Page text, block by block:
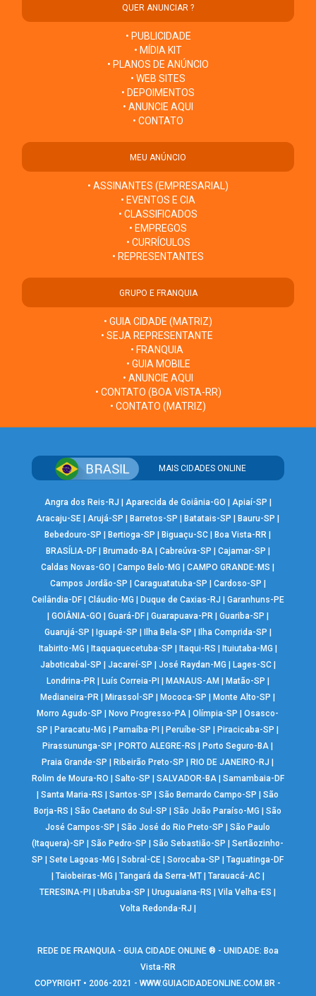
QUER ANUNCIAR ?
• PUBLICIDADE
• MÍDIA KIT
• PLANOS DE ANÚNCIO
• WEB SITES
• DEPOIMENTOS
• ANUNCIE AQUI
• CONTATO
MEU ANÚNCIO
• ASSINANTES (EMPRESARIAL)
• EVENTOS E CIA
• CLASSIFICADOS
• EMPREGOS
• CURRÍCULOS
• REPRESENTANTES
GRUPO E FRANQUIA
• GUIA CIDADE (MATRIZ)
• SEJA REPRESENTANTE
• FRANQUIA
• GUIA MOBILE
• ANUNCIE AQUI
• CONTATO (BOA VISTA-RR)
• CONTATO (MATRIZ)
MAIS CIDADES ONLINE
Angra dos Reis-RJ Aparecida de Goiânia-GO Apiaí-SP
Aracaju-SE |Arujá-SP Barretos-SP Batatais-SP Bauru-SP
Bebedouro-SP
Bertioga-SP Biguaçu-SC Boa Vista-RR
BRASÍLIA-DF| Brumado-BA| Cabreúva-SP Cajamar-SP
Caldas Novas-GO
|Campo Belo-MG |CAMPO GRANDE-MS
Campos Jordão-SP
Caraguatatuba-SP Cardoso-SP
Ceilândia-DF| Cláudio-MG Duque de Caxias-RJ
Garanhuns-PE
GOIÂNIA-GO Guará-DF| Guarapuava-PR| Guariba-SP
Guarujá-SP
Iguapé-SP Ilha Bela-SP Ilha Comprida-SP
Itabirito-MG
Itaquaquecetuba-SP Itaqui-RS Ituiutaba-MG
Jaboticabal-SP
Jacareí-SP José Raydan-MG Lages-SC|
Londrina-PR| Luís Correia-PI MANAUS-AM Matão-SP
Medianeira-PR
Mirassol-SP Mococa-SP Monte Alto-SP
Morro Agudo-SP
Novo Progresso-PA |Olímpia-SP |Osasco-
SP
Paracatu-MG Parnaíba-PI Peruíbe-SP Piracicaba-SP
Pirassununga-SP
PORTO ALEGRE-RS Porto Seguro-BA
Praia Grande-SP
Ribeirão Preto-SP RIO DE JANEIRO-RJ
Rolim de Moura-RO
Salto-SP SALVADOR-BA| Samambaia-DF
|Santa Maria-RS |Santos-SP |São Bernardo Campo-SP |São
Borja-RS
|São Caetano do Sul-SP |São João Paraíso-MG |São
José Campos-SP
|São José do Rio Preto-SP |São Paulo
(Itaquera)-SP
|São Pedro-SP |São Sebastião-SP |Sertãozinho-
SP
|Sete Lagoas-MG |Sobral-CE |Sorocaba-SP |Taguatinga-DF
Taiobeiras-MG Tangará da Serra-MT| Tarauacá-AC|
TERESINA-PI
|Ubatuba-SP |Uruguaiana-RS |Vila Velha-ES
Volta Redonda-RJ
REDE DE FRANQUIA - GUIA CIDADE ONLINE ® - UNIDADE: Boa
Vista-RR
COPYRIGHT • 2006-2021 -WWW.GUIACIDADEONLINE.COM.BR -